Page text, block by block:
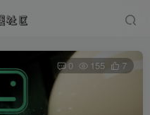
0 155 7